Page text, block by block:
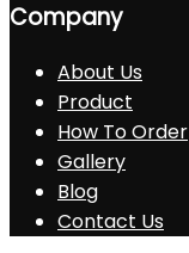
Company
About Us
Product
How To Order
Gallery
Blog
Contact Us